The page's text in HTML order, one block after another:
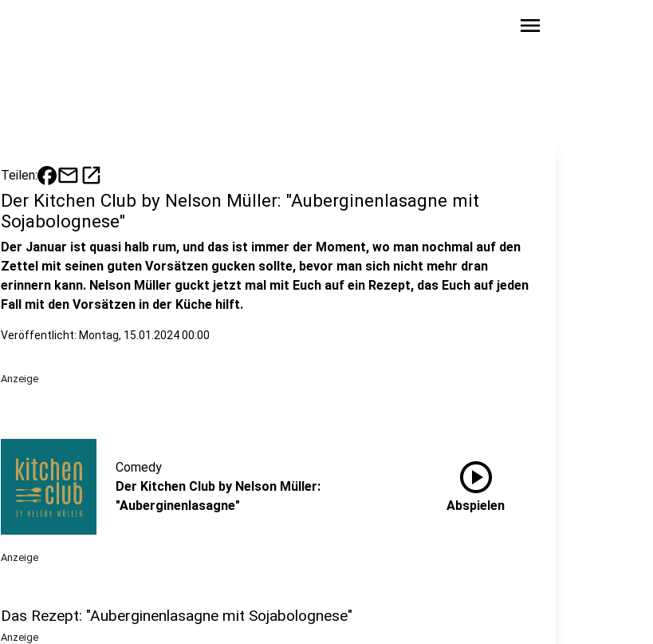
menu
Teilen: mailopen_in_new
Der Kitchen Club by Nelson Müller: "Auberginenlasagne mit
Sojabolognese"
Der Januar ist quasi halb rum, und das ist immer der Moment, wo man nochmal auf den
Zettel mit seinen guten Vorsätzen gucken sollte, bevor man sich nicht mehr dran
erinnern kann. Nelson Müller guckt jetzt mal mit Euch auf ein Rezept, das Euch auf jeden
Fall mit den Vorsätzen in der Küche hilft.
Veröffentlicht: Montag, 15.01.2024 00:00
Anzeige
Comedy
Der Kitchen Club by Nelson Müller:
"Auberginenlasagne"
play_circle
Abspielen
Anzeige
Das Rezept: "Auberginenlasagne mit Sojabolognese"
Anzeige